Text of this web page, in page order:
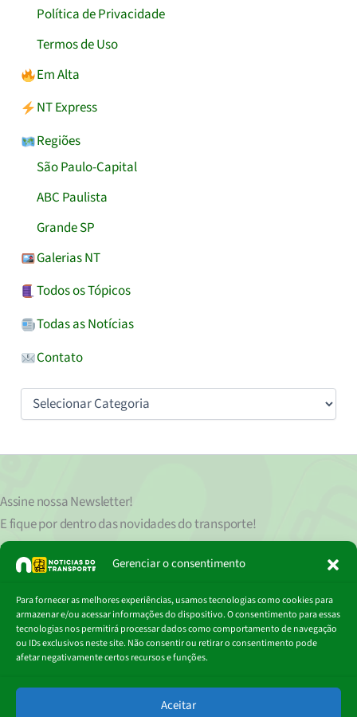
Gerenciar o consentimento
Para fornecer as melhores experiências, usamos tecnologias como cookies para
armazenar e/ou acessar informações do dispositivo. O consentimento para essas
tecnologias nos permitirá processar dados como comportamento de navegação
ou IDs exclusivos neste site. Não consentir ou retirar o consentimento pode
afetar negativamente certos recursos e funções.
Aceitar
Política de Privacidade
Termos de Uso
Em Alta
NT Express
Regiões
São Paulo-Capital
ABC Paulista
Grande SP
Galerias NT
Todos os Tópicos
Todas as Notícias
Contato
Assine nossaNewsletter!
E fique por dentro das novidades do transporte!
Seu endereço de e-mail
clicando aqui.
Digite
mail…
Assinar
© 2018 - 2026